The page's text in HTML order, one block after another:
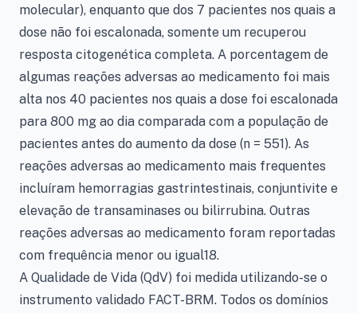
molecular), enquanto que dos 7 pacientes nos quais a
dose não foi escalonada, somente um recuperou
resposta citogenética completa. A porcentagem de
algumas reações adversas ao medicamento foi mais
alta nos 40 pacientes nos quais a dose foi escalonada
para 800 mg ao dia comparada com a população de
pacientes antes do aumento da dose (n = 551). As
reações adversas ao medicamento mais frequentes
incluíram hemorragias gastrintestinais, conjuntivite e
elevação de transaminases ou bilirrubina. Outras
reações adversas ao medicamento foram reportadas
com frequência menor ou igual18.
A Qualidade de Vida (QdV) foi medida utilizando-se o
instrumento validado FACT-BRM. Todos os domínios